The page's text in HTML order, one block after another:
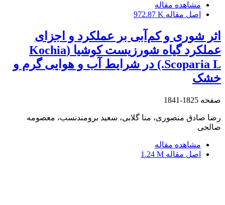
مشاهده مقاله
اصل مقاله 972.87 K
اثر شوری و کم‌آبی بر عملکرد و اجزای
عملکرد گیاه شورزیست کوشیا (Kochia
Scoparia L.) در شرایط آب و هوایی گرم و
خشک
صفحه 1825-1841
رضا صادق منصوری، منا گلابی، سعید برومندنسب، معصومه
صالحی
مشاهده مقاله
اصل مقاله 1.24 M